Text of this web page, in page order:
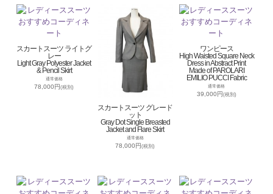
スカートスーツ ライトグ
レー
Light Gray Polyester Jacket
& Pencil Skirt
通常価格
78,000円(税別)
スカートスーツ グレード
ット
Gray Dot Single Breasted
Jacket and Flare Skirt
通常価格
78,000円(税別)
ワンピース
High Waisted Square Neck
Dress in Abstract Print
Made of PAROLARI
EMILIO PUCCI Fabric
通常価格
39,000円 (税別)